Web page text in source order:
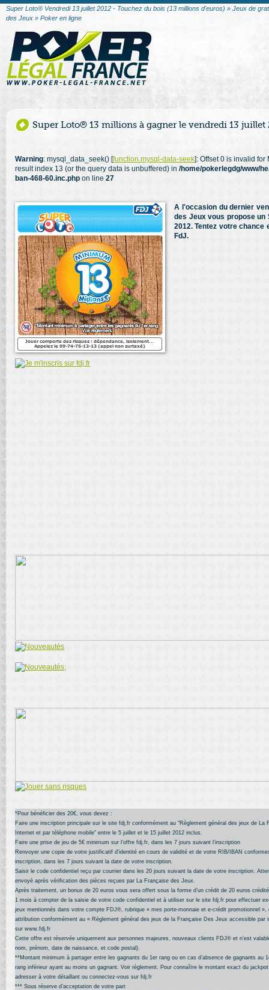
Super Loto® Vendredi 13 juillet 2012 - Touchez du bois (13 millions d'euros) » Jeux de
des Jeux » Poker en ligne
Super Loto® 13 millions à gagner le vendredi 13 juillet
Warning: mysql_data_seek() [function.mysql-data-seek]: Offset 0 is invalid for
result index 13 (or the query data is unbuffered) in /home/pokerlegdg/www/
ban-468-60.inc.php on line 27
A l'occasion du dernier
des Jeux vous propose un
2012. Tentez votre chance
FdJ.
*Pour bénéficier des 20€, vous devez :
Faire une inscription principale sur le site fdj.fr conformément au "Règlement général des jeux de La
Internet et par téléphone mobile" entre le 5 juillet et le 15 juillet 2012 inclus.
Faire une prise de jeu de 5€ minimum sur l’offre fdj.fr, dans les 7 jours suivant l’inscription
Renvoyer une copie de votre justificatif d'identité en cours de validité et de votre RIB/IBAN
inscription, dans les 7 jours suivant la date de votre inscription.
Saisir le code confidentiel reçu par courrier dans les 20 jours suivant la date de votre inscription.
envoyé après vérification des pièces reçues par La Française des Jeux.
Après traitement, un bonus de 20 euros vous sera offert sous la forme d’un crédit de 20 euros
1 mois à compter de la saisie de votre code confidentiel et à utiliser sur le site fdj.fr pour effectuer
jeux mentionnés dans votre compte FDJ®, rubrique « mes porte-monnaie et e-crédit promotionnel
attribution conformément au « Règlement général des jeux de la Française Des Jeux accessible par
sur www.fdj.fr
Cette offre est réservée uniquement aux personnes majeures, nouveaux clients FDJ® et n’est
nom, prénom, date de naissance, et code postal).
**Montant minimum à partager entre les gagnants du 1er rang ou en cas d’absence de gagnants au
rang inférieur ayant au moins un gagnant. Voir règlement. Pour connaître le montant exact du
adresser à votre détaillant ou connectez-vous sur fdj.fr
*** Sous réserve d’acceptation de votre part